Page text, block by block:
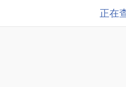
正在